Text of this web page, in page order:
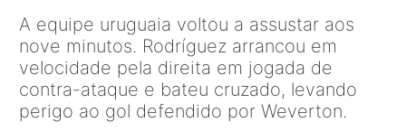
A equipe uruguaia voltou a assustar aos
nove minutos. Rodríguez arrancou em
velocidade pela direita em jogada de
contra-ataque e bateu cruzado, levando
perigo ao gol defendido por Weverton.